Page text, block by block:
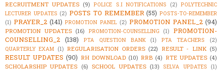
RECRUITMENT UPDATES (9) POLICE S.I NOTIFICATIONS (2) POLYTECHNIC
LECTURER UPDATES (2) POSTS TO REMEMBER (55) POSTS-TO-REMEMBER
(1) PRAYER_2 (141) PROMOTION PANEL (2) PROMOTION PANEL_2 (94)
PROMOTION UPDATES (16) PROMOTION-COUNSELLING (1)
PROMOTION-
COUNSELLING_2 (138) PTA QUESTION BANK (1) PTA TEACHERS
(2)
QUARTERLY EXAM (1) REGULARISATION ORDERS (22) RESULT - LINK (5)
RESULT UPDATES (90) RH DOWNLOAD (10) RRB (4) RTE UPDATES (4)
SCHOLARSHIP UPDATES (6) SCHOOL UPDATES (13) SELVA UPDATES
(1)